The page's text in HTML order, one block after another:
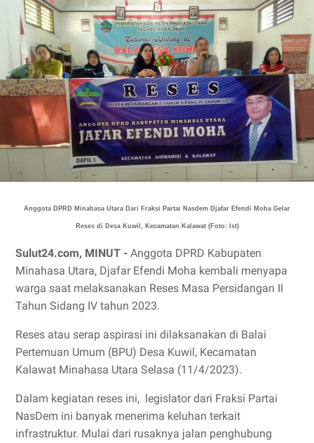
Anggota DPRD Minahasa Utara Dari Fraksi Partai Nasdem Djafar Efendi Moha Gelar
Reses di Desa Kuwil, Kecamatan Kalawat (Foto: Ist)
Sulut24.com, MINUT - Anggota DPRD Kabupaten
Minahasa Utara, Djafar Efendi Moha kembali menyapa
warga saat melaksanakan Reses Masa Persidangan II
Tahun Sidang IV tahun 2023.
Reses atau serap aspirasi ini dilaksanakan di Balai
Pertemuan Umum (BPU) Desa Kuwil, Kecamatan
Kalawat Minahasa Utara Selasa (11/4/2023).
Dalam kegiatan reses ini, legislator dari Fraksi Partai
NasDem ini banyak menerima keluhan terkait
infrastruktur. Mulai dari rusaknya jalan penghubung